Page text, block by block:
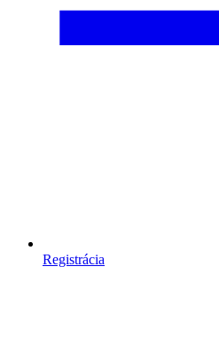
Registrácia